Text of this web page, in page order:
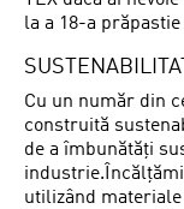
la a 18-a
Cu un număr din
construită
de a îmbunătăți
utilizând